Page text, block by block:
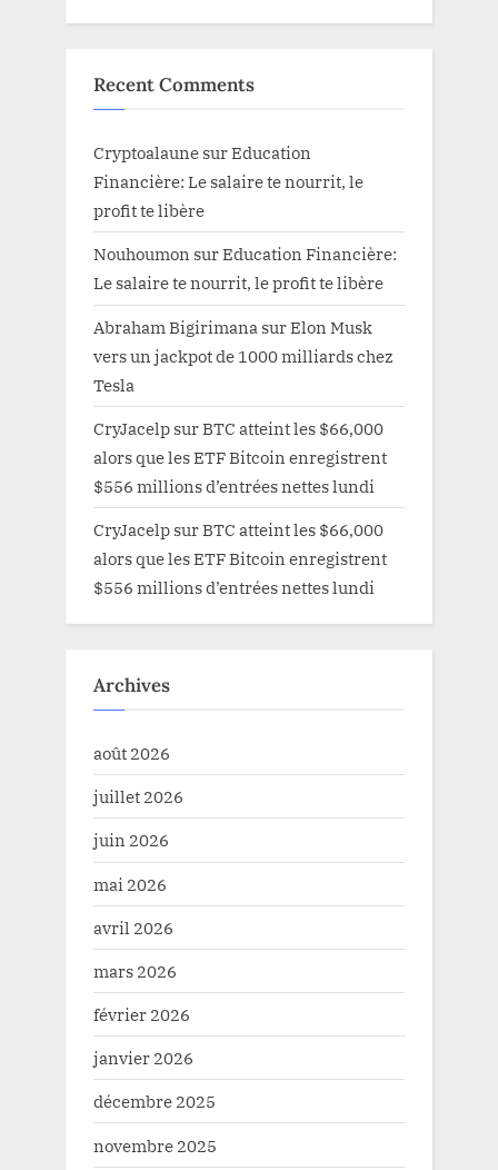
Recent Comments
Cryptoalaune surEducation
Financière: Le salaire te nourrit, le
profit te libère
Nouhoumon surEducation Financière:
Le salaire te nourrit, le profit te libère
Abraham Bigirimana surElon Musk
vers un jackpot de 1000 milliards chez
Tesla
CryJacelp surBTC atteint les $66,000
alors que les ETF Bitcoin enregistrent
$556 millions d’entrées nettes lundi
CryJacelp surBTC atteint les $66,000
alors que les ETF Bitcoin enregistrent
$556 millions d’entrées nettes lundi
Archives
août 2026
juillet 2026
juin 2026
mai 2026
avril 2026
mars 2026
février 2026
janvier 2026
décembre 2025
novembre 2025